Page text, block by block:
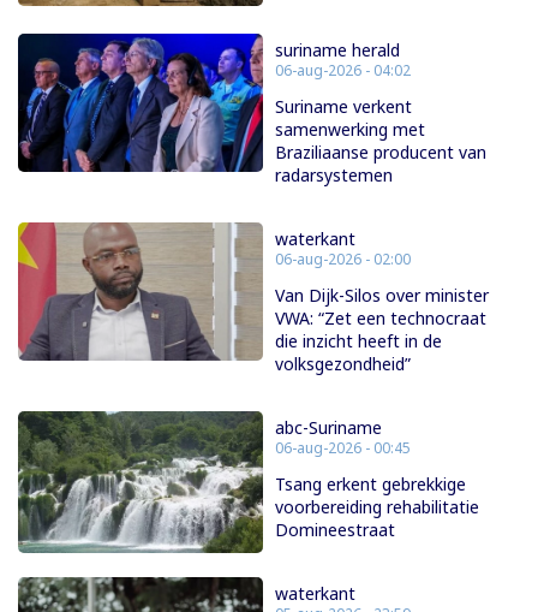
suriname herald
06-aug-2026 - 04:02
Suriname verkent
samenwerking met
Braziliaanse producent van
radarsystemen
waterkant
06-aug-2026 - 02:00
Van Dijk-Silos over minister
VWA: “Zet een technocraat
die inzicht heeft in de
volksgezondheid”
abc-Suriname
06-aug-2026 - 00:45
Tsang erkent gebrekkige
voorbereiding rehabilitatie
Domineestraat
waterkant